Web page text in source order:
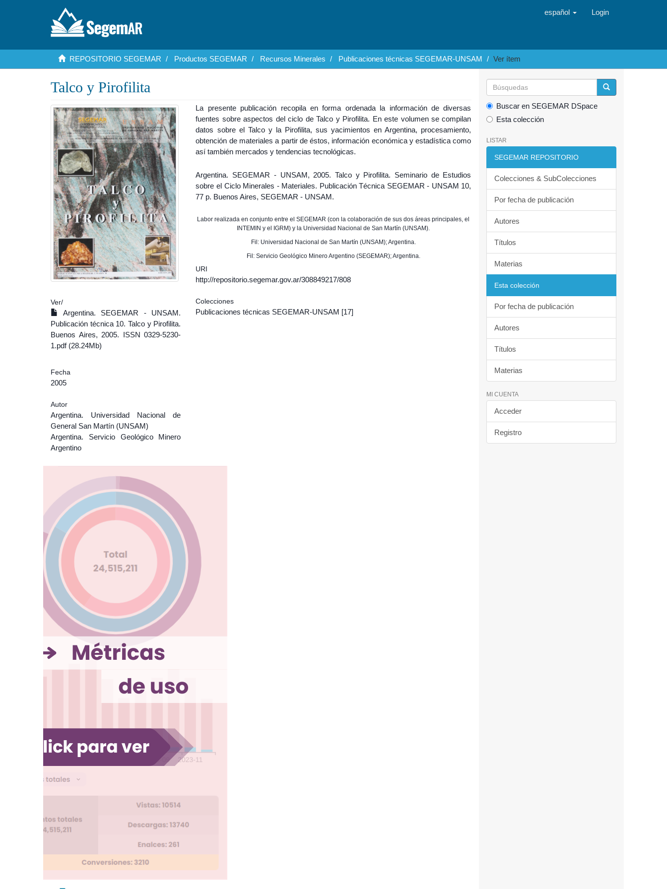
español Login
REPOSITORIO SEGEMAR Productos SEGEMAR Recursos Minerales Publicaciones técnicas SEGEMAR-UNSAM Ver ítem
Talco y Pirofilita
Ver/
Argentina. SEGEMAR - UNSAM.
Publicación técnica 10. Talco y Pirofilita.
Buenos Aires, 2005. ISSN 0329-5230-
1.pdf (28.24Mb)
Fecha
2005
Autor
Argentina. Universidad Nacional de
General San Martín (UNSAM)
Argentina. Servicio Geológico Minero
Argentino
La presente publicación recopila en forma ordenada la información de diversas
fuentes sobre aspectos del ciclo de Talco y Pirofilita. En este volumen se compilan
datos sobre el Talco y la Pirofilita, sus yacimientos en Argentina, procesamiento,
obtención de materiales a partir de éstos, información económica y estadística como
así también mercados y tendencias tecnológicas.
Argentina. SEGEMAR - UNSAM, 2005. Talco y Pirofilita. Seminario de Estudios
sobre el Ciclo Minerales - Materiales. Publicación Técnica SEGEMAR - UNSAM 10,
77 p. Buenos Aires, SEGEMAR - UNSAM.
Labor realizada en conjunto entre el SEGEMAR (con la colaboración de sus dos áreas principales, el
INTEMIN y el IGRM) y la Universidad Nacional de San Martín (UNSAM).
Fil: Universidad Nacional de San Martín (UNSAM); Argentina.
Fil: Servicio Geológico Minero Argentino (SEGEMAR); Argentina.
URI
http://repositorio.segemar.gov.ar/308849217/808
Colecciones
Publicaciones técnicas SEGEMAR-UNSAM [17]
Buscar en SEGEMAR DSpace
Esta colección
LISTAR
SEGEMAR REPOSITORIO
Colecciones & SubColecciones
Por fecha de publicación
Autores
Títulos
Materias
Esta colección
Por fecha de publicación
Autores
Títulos
Materias
MI CUENTA
Acceder
Registro